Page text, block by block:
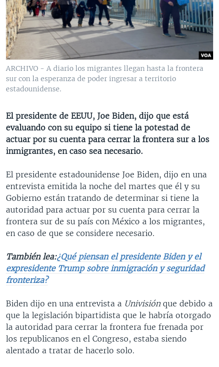
VENEZUELA
BRASIL
NICARAGUA
ECONOMÍA
ENTRETENIMIENTO Y CULTURA
TECNOLOGÍA
DEPORTES
CIENCIA Y SALUD
MULTIMEDIA
VIDEOS
FOTOGRAFÍA
AUDIOS
PROGRAMAS TV
EL MUNDO AL DÍA
FORO INTERAMERICANO
VISIÓN 360
PANORAMA
RADIO
AVANCE INFORMATIVO
AUDIONOTICIAS
ESTADOS UNIDOS AL DÍA
EL MUNDO AL DÍA [RADIO]
FORO [RADIO]
NOTA ECONÓMICA
ENTRETENIMIENTO
DIRECT
DOCUMENTALES DE LA VOA
SÍGANOS
Idiomas
ARCHIVO - A diario los migrantes llegan hasta la frontera
sur con la esperanza de poder ingresar a territorio
estadounidense.
El presidente de EEUU, Joe Biden, dijo que está
evaluando con su equipo si tiene la potestad de
actuar por su cuenta para cerrar la frontera sur a los
inmigrantes, en caso sea necesario.
El presidente estadounidense Joe Biden, dijo en una
entrevista emitida la noche del martes que él y su
Gobierno están tratando de determinar si tiene la
autoridad para actuar por su cuenta para cerrar la
frontera sur de su país con México a los migrantes,
en caso de que se considere necesario.
También lea:¿Qué piensan el presidente Biden y el
expresidente Trump sobre inmigración y seguridad
fronteriza?
Biden dijo en una entrevista a Univisiónque debido a
que la legislación bipartidista que le habría otorgado
la autoridad para cerrar la frontera fue frenada por
los republicanos en el Congreso, estaba siendo
alentado a tratar de hacerlo solo.